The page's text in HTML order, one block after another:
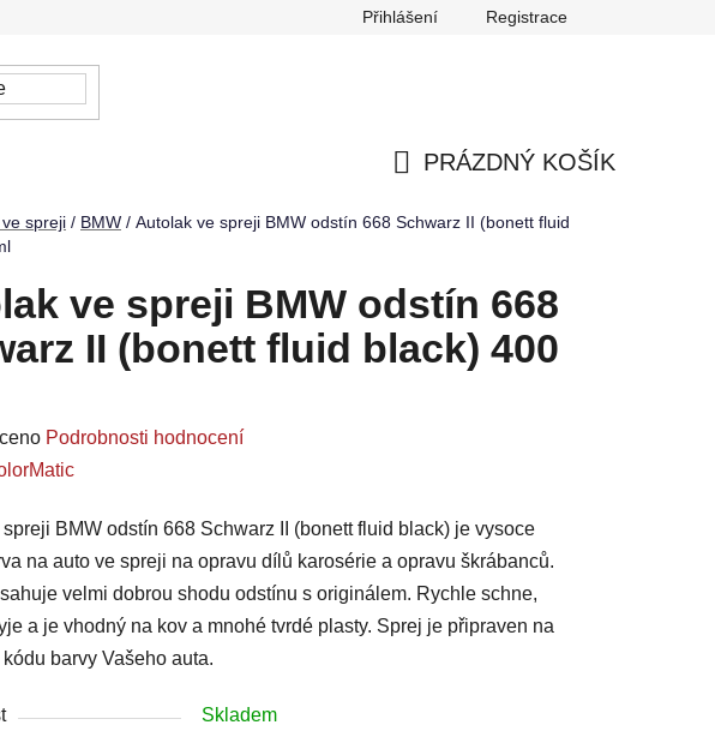
Reklamace Odstoupení od smlouvy
Přihlášení Registrace
PRÁZDNÝ KOŠÍK
spreji / BMW / Autolak ve spreji BMW odstín 668 Schwarz II (bonett fluid
ve spreji BMW odstín 668
II (bonett fluid black) 400
Podrobnosti hodnocení
BMW odstín 668 Schwarz II (bonett fluid black) je vysoce
na auto ve spreji na opravu dílů karosérie a opravu škrábanců.
velmi dobrou shodu odstínu s originálem. Rychle schne,
a je vhodný na kov a mnohé tvrdé plasty. Sprej je připraven na
barvy Vašeho auta.
Skladem